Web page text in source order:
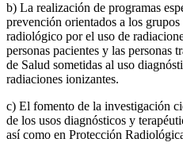
b) La realización de programas
prevención orientados a los
radiológico por el uso de
personas pacientes y las personas
de Salud sometidas al uso
radiaciones ionizantes.
c) El fomento de la investigación
de los usos diagnósticos y
así como en Protección